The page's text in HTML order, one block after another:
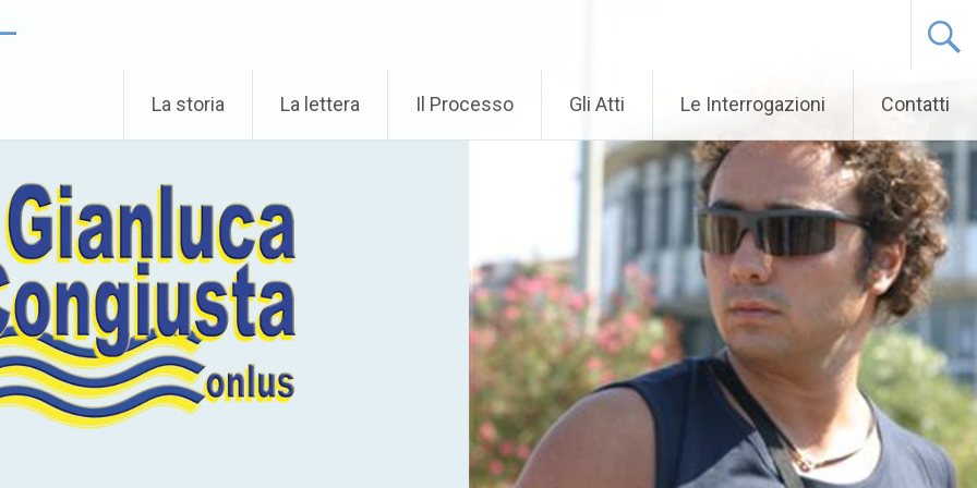
La storia La lettera Il Processo Gli Atti Le Interrogazioni Contatti